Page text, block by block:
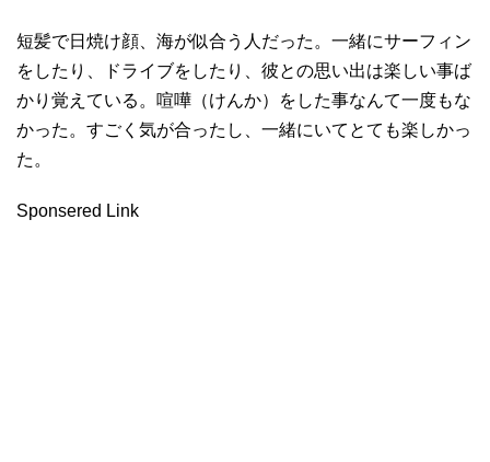
短髪で日焼け顔、海が似合う人だった。一緒にサーフィン
をしたり、ドライブをしたり、彼との思い出は楽しい事ば
かり覚えている。喧嘩（けんか）をした事なんて一度もな
かった。すごく気が合ったし、一緒にいてとても楽しかっ
た。
Sponsered Link